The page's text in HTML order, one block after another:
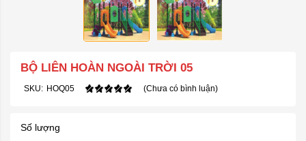
BỘ LIÊN HOÀN NGOÀI TRỜI 05
SKU: HOQ05 (Chưa có bình luận)
Số lượng